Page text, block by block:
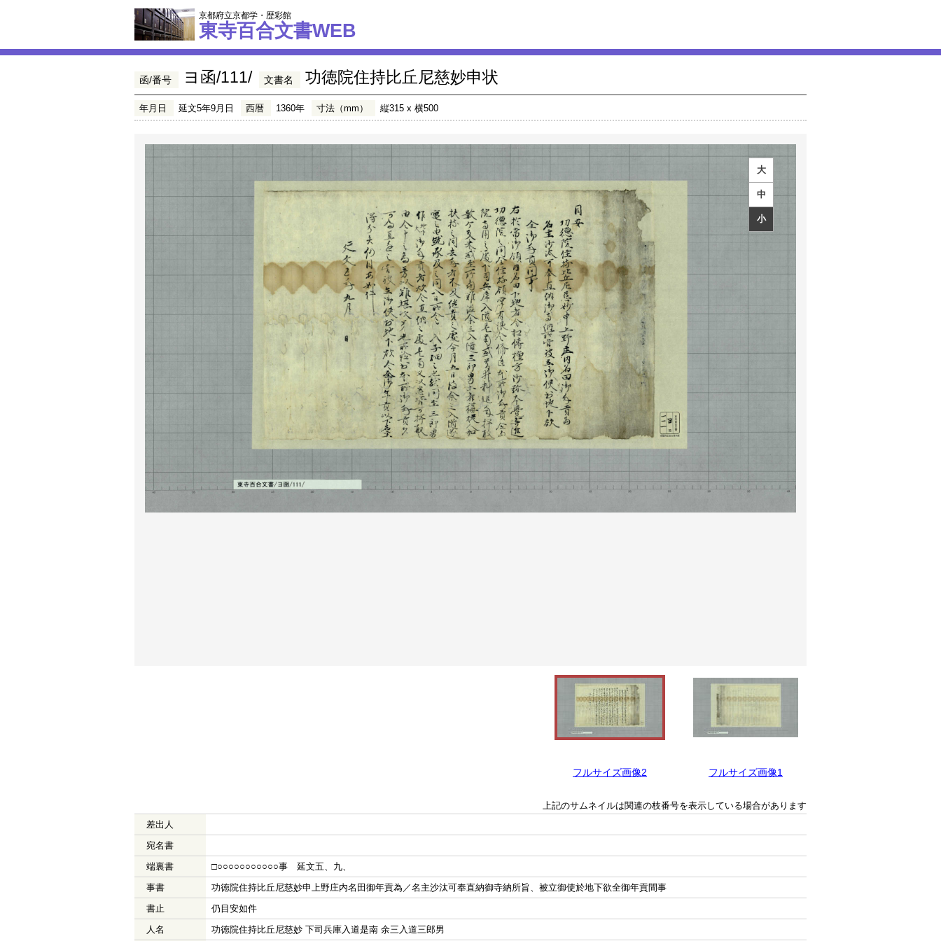
京都府立京都学・歴彩館
東寺百合文書WEB
函/番号 ヨ函/111/ 文書名 功徳院住持比丘尼慈妙申状
年月日 延文5年9月日 西暦 1360年 寸法（mm） 縦315 x 横500
大
中
小
フルサイズ画像2 フルサイズ画像1
上記のサムネイルは関連の枝番号を表示している場合があります
差出人
宛名書
端裏書
□○○○○○○○○○○○事 延文五、九、
事書
功徳院住持比丘尼慈妙申上野庄内名田御年貢為／名主沙汰可奉直納御寺納所旨、被立御使於地下欲全御年貢間事
書止
仍目安如件
人名
功徳院住持比丘尼慈妙 下司兵庫入道是南 余三入道三郎男